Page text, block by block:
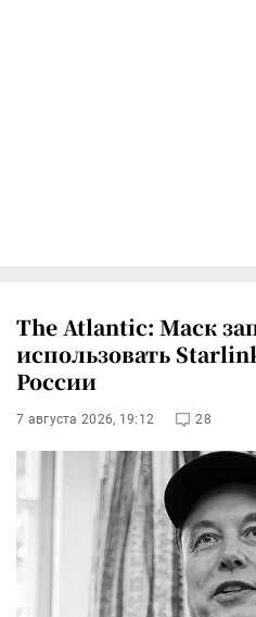
The Atlantic: Маск
использовать
России
7 августа 2026, 19:12 28